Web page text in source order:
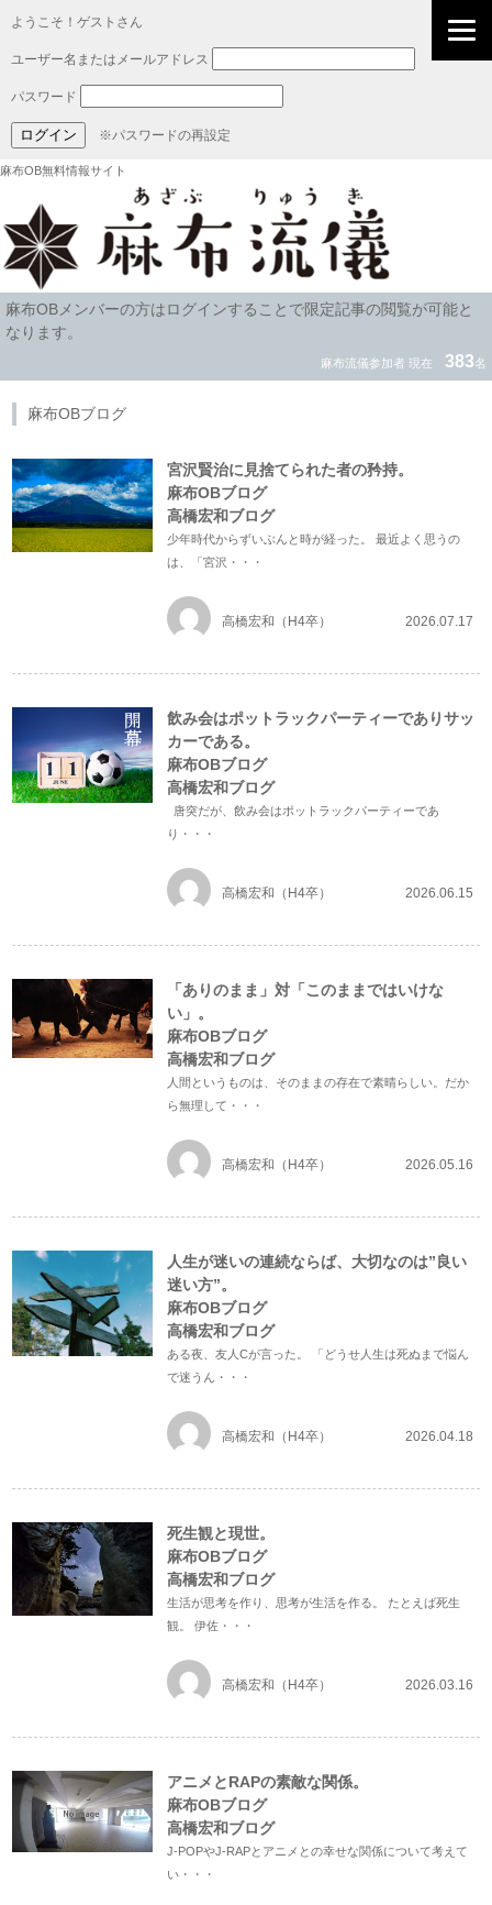
ようこそ！ゲストさん
ユーザー名またはメールアドレス
パスワード
※パスワードの再設定
麻布OB無料情報サイト
麻布OBメンバーの方はログインすることで限定記事の閲覧が可能と
なります。
麻布流儀参加者 現在 383名
麻布OBブログ
宮沢賢治に見捨てられた者の矜持。
麻布OBブログ
高橋宏和ブログ
少年時代からずいぶんと時が経った。 最近よく思うの
は、「宮沢・・・
高橋宏和（H4卒） 2026.07.17
飲み会はポットラックパーティーでありサッ
カーである。
麻布OBブログ
高橋宏和ブログ
唐突だが、飲み会はポットラックパーティーであ
り・・・
高橋宏和（H4卒） 2026.06.15
「ありのまま」対「このままではいけな
い」。
麻布OBブログ
高橋宏和ブログ
人間というものは、そのままの存在で素晴らしい。だか
ら無理して・・・
高橋宏和（H4卒） 2026.05.16
人生が迷いの連続ならば、大切なのは”良い
迷い方”。
麻布OBブログ
高橋宏和ブログ
ある夜、友人Cが言った。 「どうせ人生は死ぬまで悩ん
で迷うん・・・
高橋宏和（H4卒） 2026.04.18
死生観と現世。
麻布OBブログ
高橋宏和ブログ
生活が思考を作り、思考が生活を作る。 たとえば死生
観。 伊佐・・・
高橋宏和（H4卒） 2026.03.16
アニメとRAPの素敵な関係。
麻布OBブログ
高橋宏和ブログ
J-POPやJ-RAPとアニメとの幸せな関係について考えて
い・・・